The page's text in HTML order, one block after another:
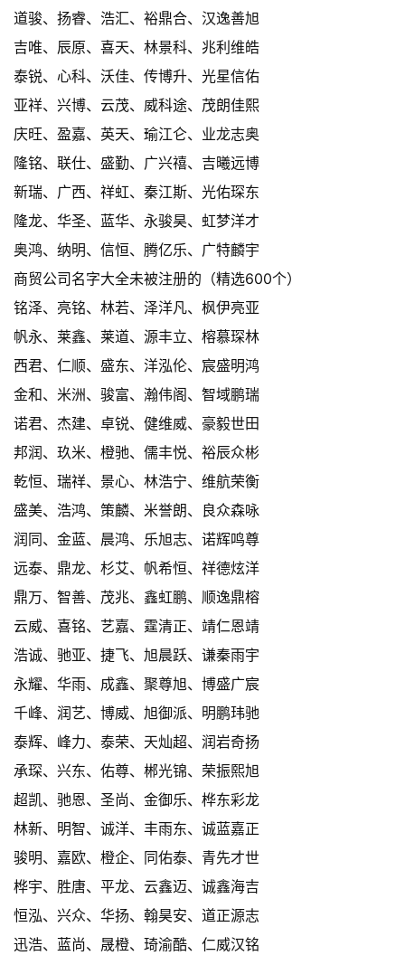
道骏、扬睿、浩汇、裕鼎合、汉逸善旭
吉唯、辰原、喜天、林景科、兆利维皓
泰锐、心科、沃佳、传博升、光星信佑
亚祥、兴博、云茂、威科途、茂朗佳熙
庆旺、盈嘉、英天、瑜江仑、业龙志奥
隆铭、联仕、盛勤、广兴禧、吉曦远博
新瑞、广西、祥虹、秦江斯、光佑琛东
隆龙、华圣、蓝华、永骏昊、虹梦洋才
奥鸿、纳明、信恒、腾亿乐、广特麟宇
商贸公司名字大全未被注册的（精选600个）
铭泽、亮铭、林若、泽洋凡、枫伊亮亚
帆永、莱鑫、莱道、源丰立、榕慕琛林
西君、仁顺、盛东、洋泓伦、宸盛明鸿
金和、米洲、骏富、瀚伟阁、智域鹏瑞
诺君、杰建、卓锐、健维威、豪毅世田
邦润、玖米、橙驰、儒丰悦、裕辰众彬
乾恒、瑞祥、景心、林浩宁、维航荣衡
盛美、浩鸿、策麟、米誉朗、良众森咏
润同、金蓝、晨鸿、乐旭志、诺辉鸣尊
远泰、鼎龙、杉艾、帆希恒、祥德炫洋
鼎万、智善、茂兆、鑫虹鹏、顺逸鼎榕
云威、喜铭、艺嘉、霆清正、靖仁恩靖
浩诚、驰亚、捷飞、旭晨跃、谦秦雨宇
永耀、华雨、成鑫、聚尊旭、博盛广宸
千峰、润艺、博威、旭御派、明鹏玮驰
泰辉、峰力、泰荣、天灿超、润岩奇扬
承琛、兴东、佑尊、郴光锦、荣振熙旭
超凯、驰恩、圣尚、金御乐、桦东彩龙
林新、明智、诚洋、丰雨东、诚蓝嘉正
骏明、嘉欧、橙企、同佑泰、青先才世
桦宇、胜唐、平龙、云鑫迈、诚鑫海吉
恒泓、兴众、华扬、翰昊安、道正源志
迅浩、蓝尚、晟橙、琦渝酷、仁威汉铭